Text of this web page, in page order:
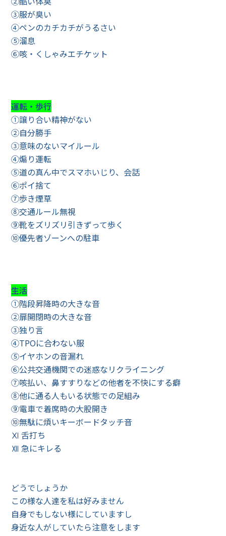
③服が臭い
④ペンのカチカチがうるさい
⑤溜息
⑥咳・くしゃみエチケット
運転・歩行
①譲り合い精神がない
②自分勝手
③意味のないマイルール
④煽り運転
⑤道の真ん中でスマホいじり、会話
⑥ポイ捨て
⑦歩き煙草
⑧交通ルール無視
⑨靴をズリズリ引きずって歩く
⑩優先者ゾーンへの駐車
生活
①階段昇降時の大きな音
②扉開閉時の大きな音
③独り言
④TPOに合わない服
⑤イヤホンの音漏れ
⑥公共交通機関での迷惑なリクライニング
⑦咳払い、鼻すすりなどの他者を不快にする癖
⑧他に通る人もいる状態での足組み
⑨電車で着席時の大股開き
⑩無駄に煩いキーボードタッチ音
Ⅺ 舌打ち
Ⅻ 急にキレる
どうでしょうか
この様な人達を私は好みません
自身でもしない様にしていますし
身近な人がしていたら注意をします